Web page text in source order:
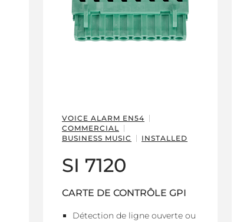
VOICE ALARM EN54
COMMERCIAL
BUSINESS MUSIC
INSTALLED
SI 7120
CARTE DE CONTRÔLE GPI
Détection de ligne ouverte ou